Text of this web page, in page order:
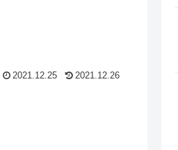
2021.12.25 2021.12.26